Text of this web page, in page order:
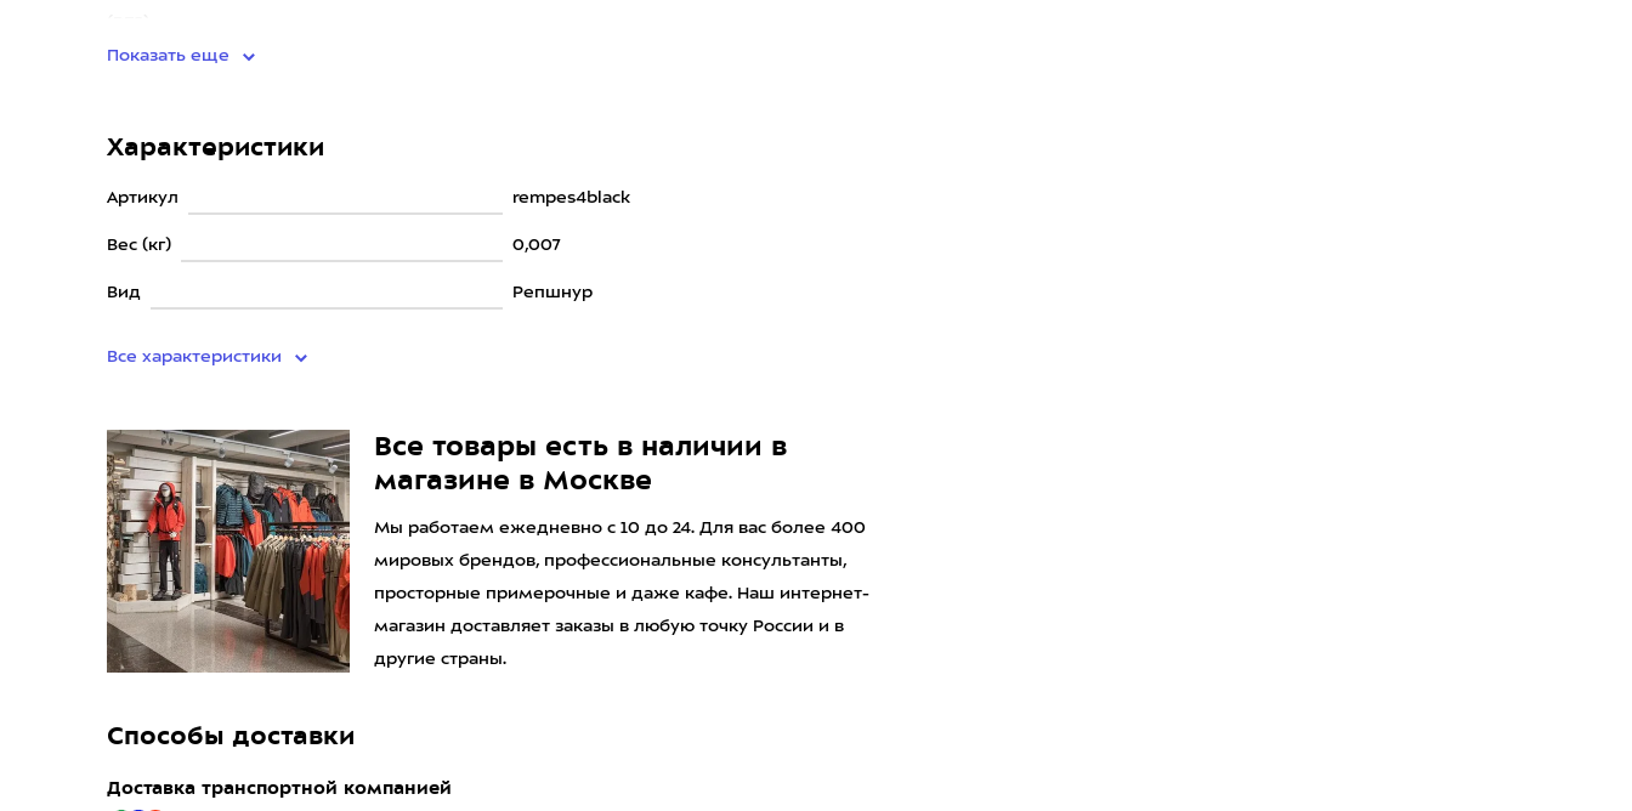
Показать еще
Характеристики
Артикул rempes4black
Вес (кг) 0,007
Вид Репшнур
Все характеристики
Все товары есть в наличии в
магазине в Москве
Мы работаем ежедневно с 10 до 24. Для вас более 400
мировых брендов, профессиональные консультанты,
просторные примерочные и даже кафе. Наш интернет-
магазин доставляет заказы в любую точку России и в
другие страны.
Способы доставки
Доставка транспортной компанией